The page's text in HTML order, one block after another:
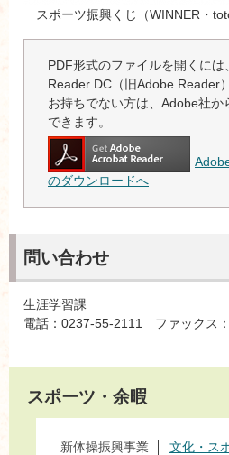
スポーツ振興くじ（WINNER・
PDF形式のファイルを開くに
Reader DC（旧Adobe Reader
お持ちでない方は、Adobe社か
できます。
のダウンロードへ
問い合わせ
生涯学習課
電話：0237-55-2111 ファックス
スポーツ・余暇
新体操振興事業 文化・ス